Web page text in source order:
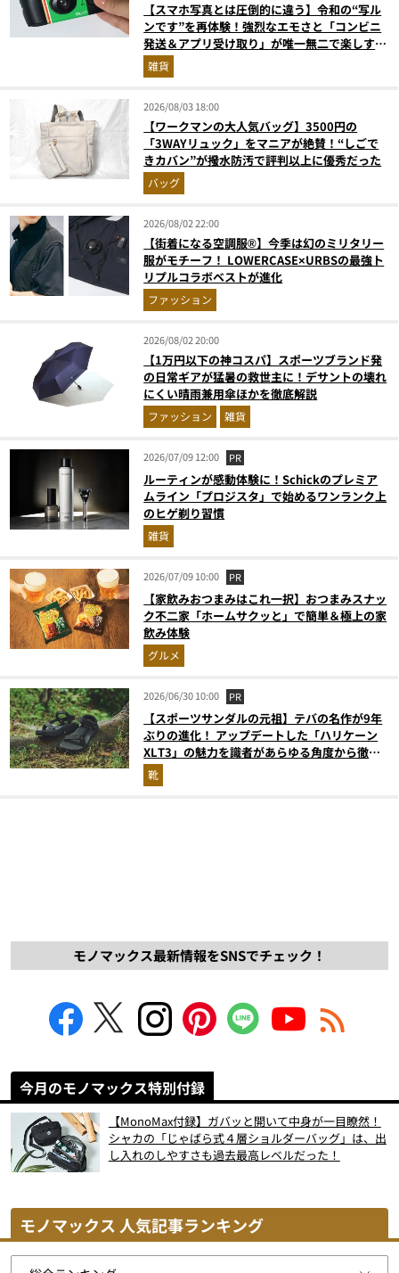
【スマホ写真とは圧倒的に違う】令和の“写ル
ンです”を再体験！強烈なエモさと「コンビニ
発送＆アプリ受け取り」が唯一無二で楽しすぎ
た雑貨
2026/08/03 18:00
【ワークマンの大人気バッグ】3500円の
「3WAYリュック」をマニアが絶賛！“しごで
きカバン”が撥水防汚で評判以上に優秀だった
バッグ
2026/08/02 22:00
【街着になる空調服®】今季は幻のミリタリー
服がモチーフ！ LOWERCASE×URBSの最強ト
リプルコラボベストが進化
ファッション
2026/08/02 20:00
【1万円以下の神コスパ】スポーツブランド発
の日常ギアが猛暑の救世主に！デサントの壊れ
にくい晴雨兼用傘ほかを徹底解説
ファッション 雑貨
2026/07/09 12:00 PR
ルーティンが感動体験に！Schickのプレミア
ムライン「プロジスタ」で始めるワンランク上
のヒゲ剃り習慣
雑貨
2026/07/09 10:00 PR
【家飲みおつまみはこれ一択】おつまみスナッ
ク不二家「ホームサクッと」で簡単＆極上の家
飲み体験
グルメ
2026/06/30 10:00 PR
【スポーツサンダルの元祖】テバの名作が9年
ぶりの進化！ アップデートした「ハリケーン
XLT3」の魅力を識者があらゆる角度から徹底
解説！
靴
モノマックス最新情報をSNSでチェック！
今月のモノマックス特別付録
【MonoMax付録】ガバッと開いて中身が一目瞭然！
シャカの「じゃばら式４層ショルダーバッグ」は、出
し入れのしやすさも過去最高レベルだった！
モノマックス 人気記事ランキング